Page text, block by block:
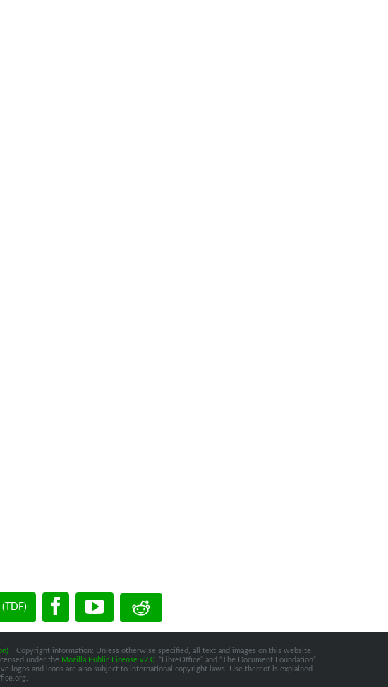
| Copyright information: Unless otherwise specified, all text and images on this website
under the Mozilla Public License v2.0 . “LibreOffice” and “The Document Foundation”
logos and icons are also subject to international copyright laws. Use thereof is explained